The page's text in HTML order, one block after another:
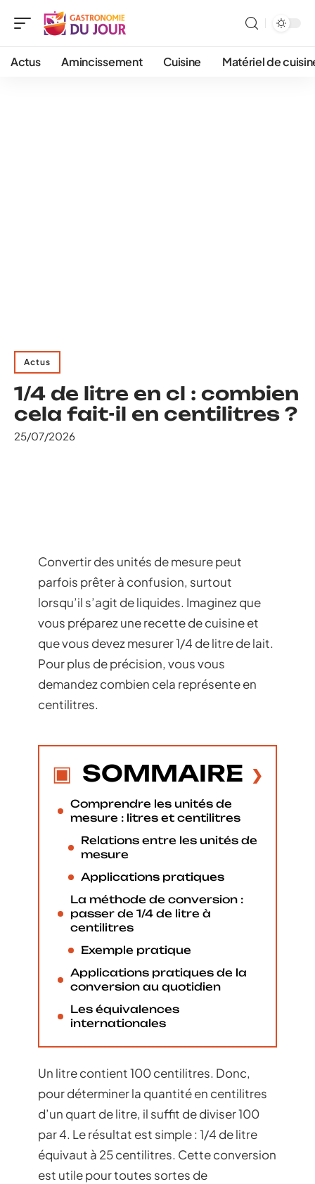
Actus Amincissement Cuisine Matériel de
Actus
1/4 de litre en cl : combien
cela fait-il en centilitres ?
25/07/2026
Convertir des unités de mesure peut
parfois prêter à confusion, surtout
lorsqu’il s’agit de liquides. Imaginez que
vous préparez une recette de cuisine et
que vous devez mesurer 1/4 de litre de lait.
Pour plus de précision, vous vous
demandez combien cela représente en
centilitres.
SOMMAIRE
Comprendre les unités de
mesure : litres et centilitres
Relations entre les unités de
mesure
Applications pratiques
La méthode de conversion :
passer de 1/4 de litre à
centilitres
Exemple pratique
Applications pratiques de la
conversion au quotidien
Les équivalences
internationales
Un litre contient 100 centilitres. Donc,
pour déterminer la quantité en centilitres
d’un quart de litre, il suffit de diviser 100
par 4. Le résultat est simple : 1/4 de litre
équivaut à 25 centilitres. Cette conversion
est utile pour toutes sortes de